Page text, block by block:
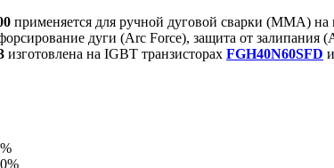
применяется для ручной дуговой сварки (ММА) на
дуги (Arc Force), защита от залипания
изготовлена на IGBT транзисторах FGH40N60SFD